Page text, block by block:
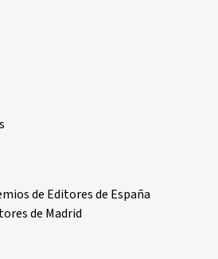
de Editores de España
de Madrid